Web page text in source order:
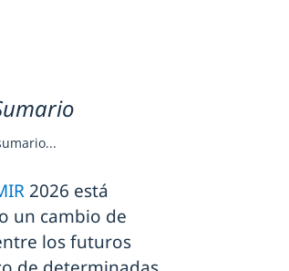
2026 está
un cambio de
los futuros